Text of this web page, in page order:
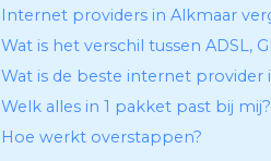
Internet providers in Alkmaar
Wat is het verschil tussen ADSL,
Wat is de beste internet provider
Welk alles in 1 pakket past bij mij?
Hoe werkt overstappen?